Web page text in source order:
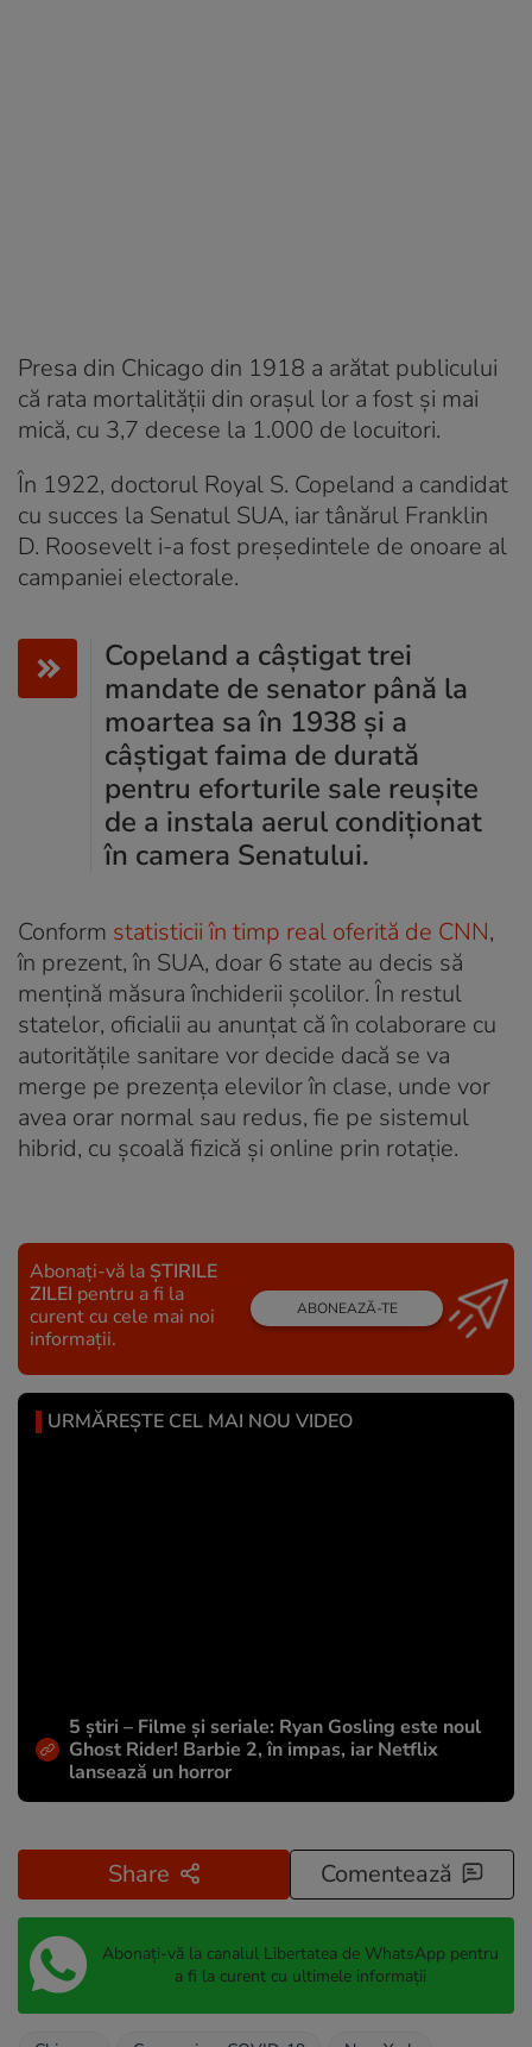
Presa din Chicago din 1918 a arătat publicului
că rata mortalității din orașul lor a fost și mai
mică, cu 3,7 decese la 1.000 de locuitori.
În 1922, doctorul Royal S. Copeland a candidat
cu succes la Senatul SUA, iar tânărul Franklin
D. Roosevelt i-a fost președintele de onoare al
campaniei electorale.
Copeland a câștigat trei
mandate de senator până la
moartea sa în 1938 și a
câștigat faima de durată
pentru eforturile sale reușite
de a instala aerul condiționat
în camera Senatului.
Conform statisticii în timp real oferită de CNN,
în prezent, în SUA, doar 6 state au decis să
mențină măsura închiderii școlilor. În restul
statelor, oficialii au anunțat că în colaborare cu
autoritățile sanitare vor decide dacă se va
merge pe prezența elevilor în clase, unde vor
avea orar normal sau redus, fie pe sistemul
hibrid, cu școală fizică și online prin rotație.
Abonați-vă la ȘTIRILE
ZILEI pentru a fi la
curent cu cele mai noi
informații.
ABONEAZĂ-TE
URMĂREȘTE CEL MAI NOU VIDEO
5 știri – Filme și seriale: Ryan Gosling este noul
Ghost Rider! Barbie 2, în impas, iar Netflix
lansează un horror
Share Comentează
Abonați-vă la canalul Libertatea de WhatsApp pentru
a fi la curent cu ultimele informații